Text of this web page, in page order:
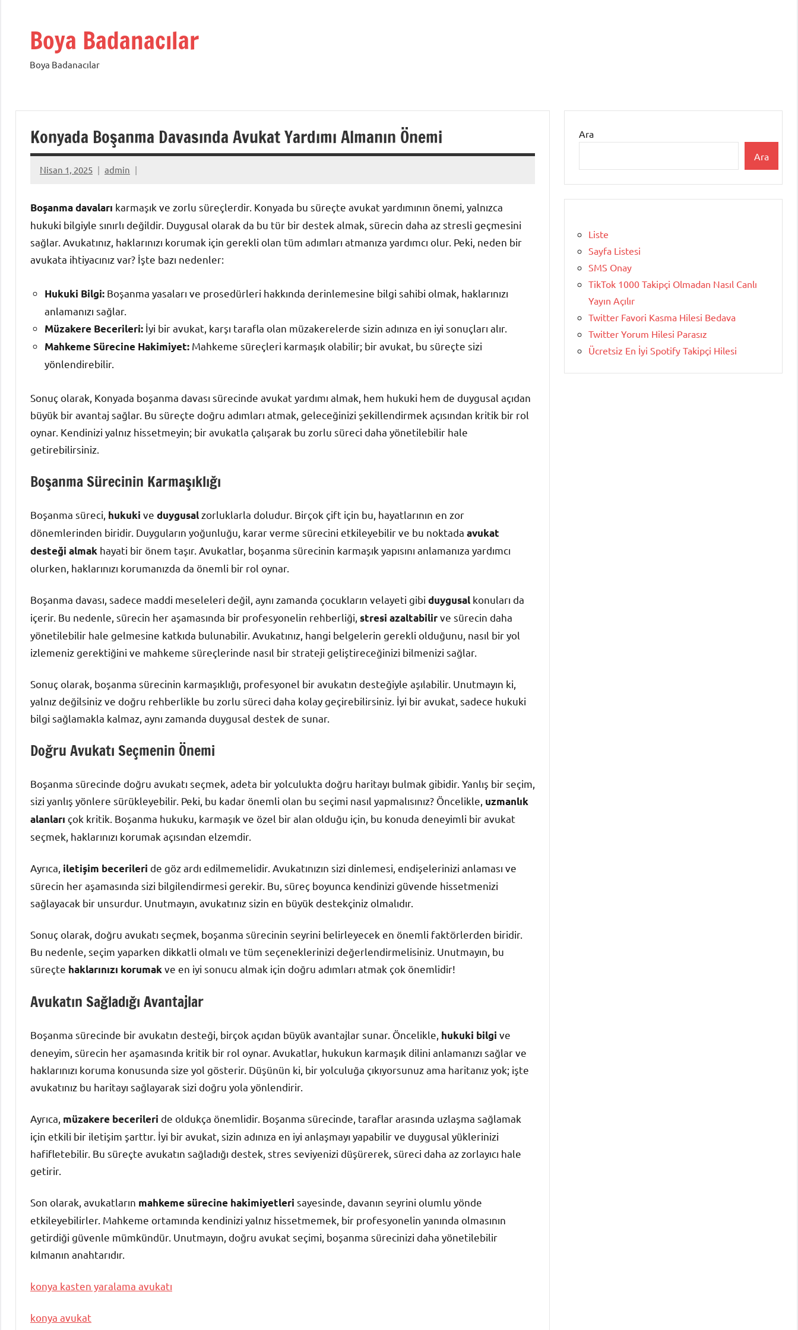
Boya Badanacılar
Boya Badanacılar
Konyada Boşanma Davasında Avukat Yardımı Almanın Önemi
Nisan 1, 2025 admin
Boşanma davaları karmaşık ve zorlu süreçlerdir. Konyada bu süreçte avukat yardımının önemi, yalnızca
hukuki bilgiyle sınırlı değildir. Duygusal olarak da bu tür bir destek almak, sürecin daha az stresli geçmesini
sağlar. Avukatınız, haklarınızı korumak için gerekli olan tüm adımları atmanıza yardımcı olur. Peki, neden bir
avukata ihtiyacınız var? İşte bazı nedenler:
Hukuki Bilgi: Boşanma yasaları ve prosedürleri hakkında derinlemesine bilgi sahibi olmak, haklarınızı
anlamanızı sağlar.
Müzakere Becerileri: İyi bir avukat, karşı tarafla olan müzakerelerde sizin adınıza en iyi sonuçları alır.
Mahkeme Sürecine Hakimiyet: Mahkeme süreçleri karmaşık olabilir; bir avukat, bu süreçte sizi
yönlendirebilir.
Sonuç olarak, Konyada boşanma davası sürecinde avukat yardımı almak, hem hukuki hem de duygusal açıdan
büyük bir avantaj sağlar. Bu süreçte doğru adımları atmak, geleceğinizi şekillendirmek açısından kritik bir rol
oynar. Kendinizi yalnız hissetmeyin; bir avukatla çalışarak bu zorlu süreci daha yönetilebilir hale
getirebilirsiniz.
Boşanma Sürecinin Karmaşıklığı
Boşanma süreci, hukuki ve duygusalzorluklarla doludur. Birçok çift için bu, hayatlarının en zor
dönemlerinden biridir. Duyguların yoğunluğu, karar verme sürecini etkileyebilir ve bu noktada avukat
desteği almak hayati bir önem taşır. Avukatlar, boşanma sürecinin karmaşık yapısını anlamanıza yardımcı
olurken, haklarınızı korumanızda da önemli bir rol oynar.
Boşanma davası, sadece maddi meseleleri değil, aynı zamanda çocukların velayeti gibi duygusal konuları da
içerir. Bu nedenle, sürecin her aşamasında bir profesyonelin rehberliği, stresi azaltabilirve sürecin daha
yönetilebilir hale gelmesine katkıda bulunabilir. Avukatınız, hangi belgelerin gerekli olduğunu, nasıl bir yol
izlemeniz gerektiğini ve mahkeme süreçlerinde nasıl bir strateji geliştireceğinizi bilmenizi sağlar.
Sonuç olarak, boşanma sürecinin karmaşıklığı, profesyonel bir avukatın desteğiyle aşılabilir. Unutmayın ki,
yalnız değilsiniz ve doğru rehberlikle bu zorlu süreci daha kolay geçirebilirsiniz. İyi bir avukat, sadece hukuki
bilgi sağlamakla kalmaz, aynı zamanda duygusal destek de sunar.
Doğru Avukatı Seçmenin Önemi
Boşanma sürecinde doğru avukatı seçmek, adeta bir yolculukta doğru haritayı bulmak gibidir. Yanlış bir seçim,
sizi yanlış yönlere sürükleyebilir. Peki, bu kadar önemli olan bu seçimi nasıl yapmalısınız? Öncelikle, uzmanlık
alanları çok kritik. Boşanma hukuku, karmaşık ve özel bir alan olduğu için, bu konuda deneyimli bir avukat
seçmek, haklarınızı korumak açısından elzemdir.
Ayrıca, iletişim becerileri de göz ardı edilmemelidir. Avukatınızın sizi dinlemesi, endişelerinizi anlaması ve
sürecin her aşamasında sizi bilgilendirmesi gerekir. Bu, süreç boyunca kendinizi güvende hissetmenizi
sağlayacak bir unsurdur. Unutmayın, avukatınız sizin en büyük destekçiniz olmalıdır.
Sonuç olarak, doğru avukatı seçmek, boşanma sürecinin seyrini belirleyecek en önemli faktörlerden biridir.
Bu nedenle, seçim yaparken dikkatli olmalı ve tüm seçeneklerinizi değerlendirmelisiniz. Unutmayın, bu
süreçte haklarınızı korumakve en iyi sonucu almak için doğru adımları atmak çok önemlidir!
Avukatın Sağladığı Avantajlar
Boşanma sürecinde bir avukatın desteği, birçok açıdan büyük avantajlar sunar. Öncelikle, hukuki bilgi ve
deneyim, sürecin her aşamasında kritik bir rol oynar. Avukatlar, hukukun karmaşık dilini anlamanızı sağlar ve
haklarınızı koruma konusunda size yol gösterir. Düşünün ki, bir yolculuğa çıkıyorsunuz ama haritanız yok; işte
avukatınız bu haritayı sağlayarak sizi doğru yola yönlendirir.
Ayrıca, müzakere becerileri de oldukça önemlidir. Boşanma sürecinde, taraflar arasında uzlaşma sağlamak
için etkili bir iletişim şarttır. İyi bir avukat, sizin adınıza en iyi anlaşmayı yapabilir ve duygusal yüklerinizi
hafifletebilir. Bu süreçte avukatın sağladığı destek, stres seviyenizi düşürerek, süreci daha az zorlayıcı hale
getirir.
Son olarak, avukatların mahkeme sürecine hakimiyetleri sayesinde, davanın seyrini olumlu yönde
etkileyebilirler. Mahkeme ortamında kendinizi yalnız hissetmemek, bir profesyonelin yanında olmasının
getirdiği güvenle mümkündür. Unutmayın, doğru avukat seçimi, boşanma sürecinizi daha yönetilebilir
kılmanın anahtarıdır.
konya kasten yaralama avukatı
konya avukat
Ara
Ara
Liste
Sayfa Listesi
SMS Onay
TikTok 1000 Takipçi Olmadan Nasıl Canlı
Yayın Açılır
Twitter Favori Kasma Hilesi Bedava
Twitter Yorum Hilesi Parasız
Ücretsiz En İyi Spotify Takipçi Hilesi